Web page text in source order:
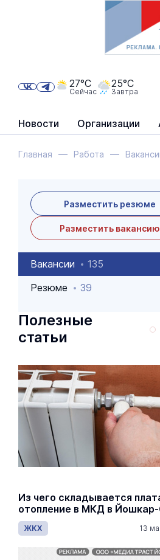
Новости Организации
27°C
Сейчас
25°C
Завтра
Главная Работа
Разместить резюме
Разместить вакансию
Вакансии
135
Резюме
39
Полезные
статьи
Из чего складывается
отопление в МКД в
ЖКХ 13